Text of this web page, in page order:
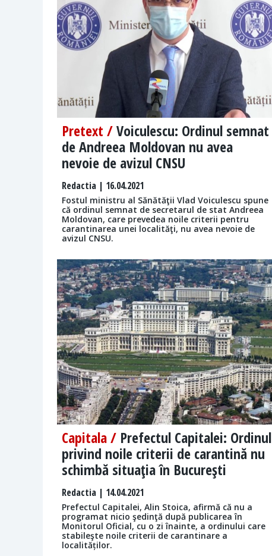
Pretext /Voiculescu: Ordinul semnat
de Andreea Moldovan nu avea
nevoie de avizul CNSU
Redactia | 16.04.2021
Fostul ministru al Sănătăţii Vlad Voiculescu spune
că ordinul semnat de secretarul de stat Andreea
Moldovan, care prevedea noile criterii pentru
carantinarea unei localităţi, nu avea nevoie de
avizul CNSU.
Capitala / Prefectul Capitalei: Ordinul
privind noile criterii de carantină nu
schimbă situaţia în Bucureşti
Redactia | 14.04.2021
Prefectul Capitalei, Alin Stoica, afirmă că nu a
programat nicio şedinţă după publicarea în
Monitorul Oficial, cu o zi înainte, a ordinului care
stabileşte noile criterii de carantinare a
localităților.